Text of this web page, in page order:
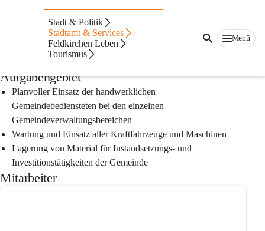
Stadt & Politik
Stadtamt & Services
Feldkirchen Leben
Tourismus
Menü
Wirtschaftshof
Industriestraße 6, 9560 Feldkirchen in Kärnten
Aufgabengebiet
Planvoller Einsatz der handwerklichen
Gemeindebediensteten bei den einzelnen
Gemeindeverwaltungsbereichen
Wartung und Einsatz aller Kraftfahrzeuge und Maschinen
Lagerung von Material für Instandsetzungs- und
Investitionstätigkeiten der Gemeinde
Mitarbeiter